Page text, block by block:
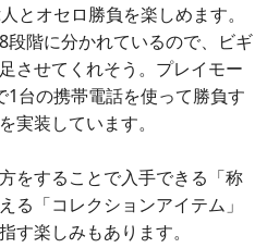
とオセロ勝負を楽しめます。
階に分かれているので、ビギ
させてくれそう。プレイモー
1台の携帯電話を使って勝負す
実装しています。
をすることで入手できる「称
る「コレクションアイテム」
す楽しみもあります。